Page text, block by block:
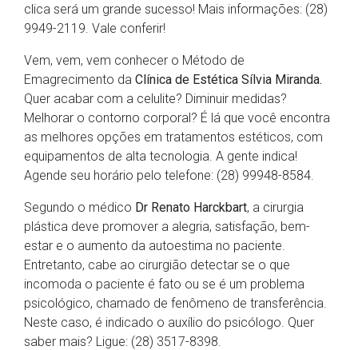
clica será um grande sucesso! Mais informações: (28)
9949-2119. Vale conferir!
Vem, vem, vem conhecer o Método de
Emagrecimento da Clínica de Estética Sílvia Miranda.
Quer acabar com a celulite? Diminuir medidas?
Melhorar o contorno corporal? É lá que você encontra
as melhores opções em tratamentos estéticos, com
equipamentos de alta tecnologia. A gente indica!
Agende seu horário pelo telefone: (28) 99948-8584.
Segundo o médico Dr Renato Harckbart, a cirurgia
plástica deve promover a alegria, satisfação, bem-
estar e o aumento da autoestima no paciente.
Entretanto, cabe ao cirurgião detectar se o que
incomoda o paciente é fato ou se é um problema
psicológico, chamado de fenômeno de transferência.
Neste caso, é indicado o auxílio do psicólogo. Quer
saber mais? Ligue: (28) 3517-8398.